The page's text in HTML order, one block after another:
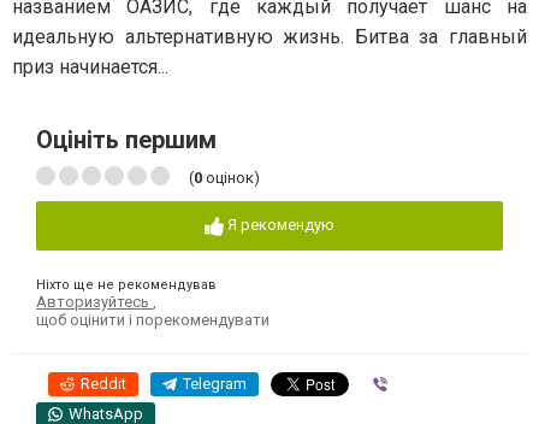
названием ОАЗИС, где каждый получает шанс на
идеальную альтернативную жизнь. Битва за главный
приз начинается...
Оцініть першим
(0 оцінок)
Я рекомендую
Ніхто ще не рекомендував
Авторизуйтесь
щоб оцінити і порекомендувати
Reddit Telegram
WhatsApp